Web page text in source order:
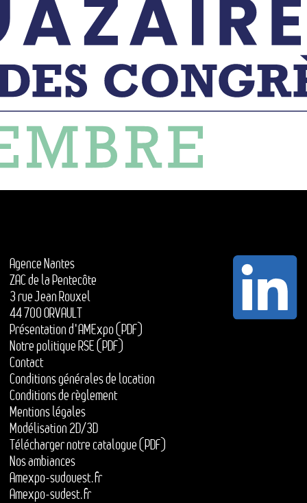
Agence Nantes
ZAC de la Pentecôte
3 rue Jean Rouxel
44 700 ORVAULT
Présentation d'AMExpo (PDF)
Notre politique RSE (PDF)
Contact
Conditions générales de location
Conditions de règlement
Mentions légales
Modélisation 2D/3D
Télécharger notre catalogue (PDF)
Nos ambiances
Amexpo-sudouest.fr
Amexpo-sudest.fr